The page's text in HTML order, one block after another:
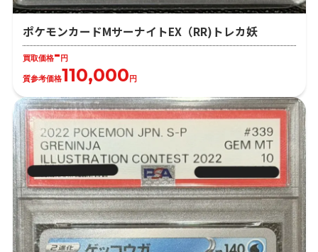
ポケモンカードMサーナイトEX（RR)トレカ妖
買取価格-円
質参考価格110,000円